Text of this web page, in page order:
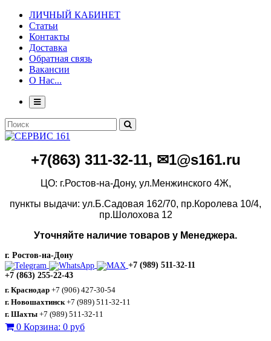
ЛИЧНЫЙ КАБИНЕТ
Статьи
Контакты
Доставка
Обратная связь
Вакансии
О Нас...
+7(863) 311-32-11, ✉1@s161.ru
ЦО: г.Ростов-на-Дону, ул.Менжинского 4Ж,
пункты выдачи: ул.Б.Садовая 162/70, пр.Королева 10/4,
пр.Шолохова 12
Уточняйте наличие товаров у Менеджера.
г. Ростов-на-Дону
+7 (989) 511-32-11
+7 (863) 255-22-43
г. Краснодар +7 (906) 427-30-54
г. Новошахтинск +7 (989) 511-32-11
г. Шахты +7 (989) 511-32-11
0 Корзина: 0 руб